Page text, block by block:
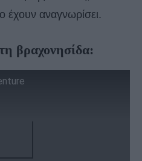
έχουν αναγνωρίσει.
βραχονησίδα: